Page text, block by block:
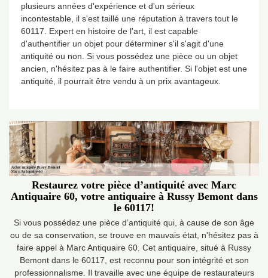
plusieurs années d'expérience et d'un sérieux
incontestable, il s'est taillé une réputation à travers tout le
60117. Expert en histoire de l'art, il est capable
d'authentifier un objet pour déterminer s'il s'agit d'une
antiquité ou non. Si vous possédez une pièce ou un objet
ancien, n'hésitez pas à le faire authentifier. Si l'objet est une
antiquité, il pourrait être vendu à un prix avantageux.
Restaurez votre pièce d’antiquité avec Marc
Antiquaire 60, votre antiquaire à Russy Bemont dans
le 60117!
Si vous possédez une pièce d’antiquité qui, à cause de son âge
ou de sa conservation, se trouve en mauvais état, n'hésitez pas à
faire appel à Marc Antiquaire 60. Cet antiquaire, situé à Russy
Bemont dans le 60117, est reconnu pour son intégrité et son
professionnalisme. Il travaille avec une équipe de restaurateurs